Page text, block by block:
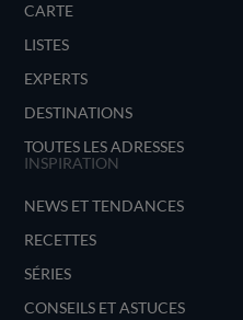
CARTE
LISTES
EXPERTS
DESTINATIONS
TOUTES LES ADRESSES
INSPIRATION
NEWS ET TENDANCES
RECETTES
SÉRIES
CONSEILS ET ASTUCES